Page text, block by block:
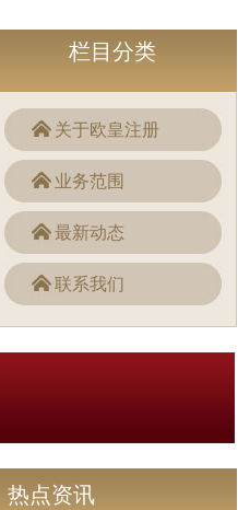
栏目分类
关于欧皇注册
业务范围
最新动态
联系我们
热点资讯